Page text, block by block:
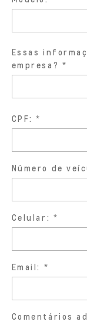
Essas
empresa?
CPF:
Número de
Celular:
Email:
Comentários